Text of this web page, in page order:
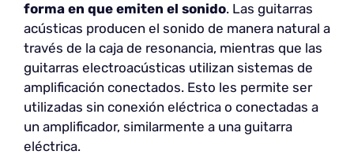
forma en que emiten el sonido. Las guitarras
acústicas producen el sonido de manera natural a
través de la caja de resonancia, mientras que las
guitarras electroacústicas utilizan sistemas de
amplificación conectados. Esto les permite ser
utilizadas sin conexión eléctrica o conectadas a
un amplificador, similarmente a una guitarra
eléctrica.